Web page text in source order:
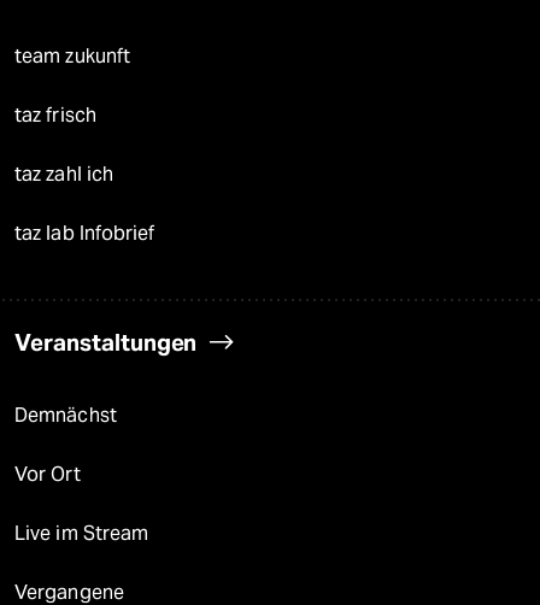
team zukunft
taz frisch
taz zahl ich
taz lab Infobrief
Veranstaltungen
Demnächst
Vor Ort
Live im Stream
Vergangene